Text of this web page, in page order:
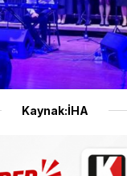
Kaynak:İHA